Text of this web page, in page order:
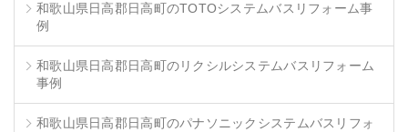
和歌山県日高郡日高町のTOTOシステムバスリフォーム事
例
和歌山県日高郡日高町のリクシルシステムバスリフォーム
事例
和歌山県日高郡日高町のパナソニックシステムバスリフォ